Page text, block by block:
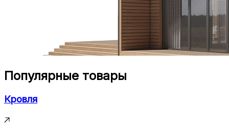
Популярные товары
Кровля